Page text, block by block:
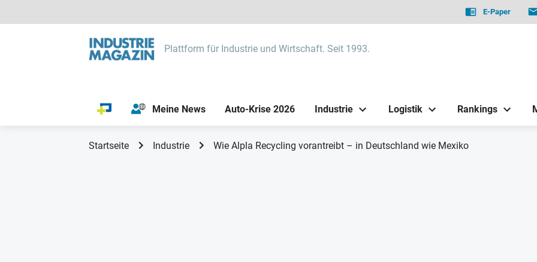
E-Paper
Plattform für Industrie und Wirtschaft. Seit 1993.
Meine News Auto-Krise 2026 Industrie Logistik Rankings
Startseite Industrie Wie Alpla Recycling vorantreibt – in Deutschland wie Mexiko